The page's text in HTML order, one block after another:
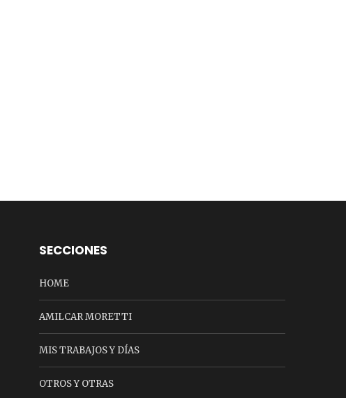
SECCIONES
HOME
AMILCAR MORETTI
MIS TRABAJOS Y DÍAS
OTROS Y OTRAS